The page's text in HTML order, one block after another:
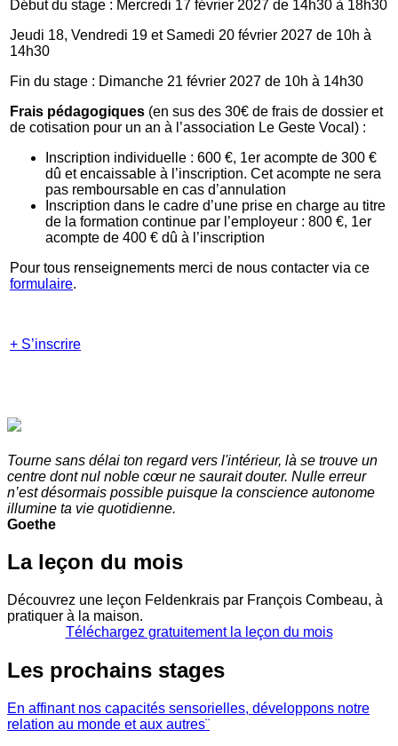
Début du stage : Mercredi 17 février 2027 de 14h30 à 18h30
Jeudi 18, Vendredi 19 et Samedi 20 février 2027 de 10h à
14h30
Fin du stage : Dimanche 21 février 2027 de 10h à 14h30
Frais pédagogiques (en sus des 30€ de frais de dossier et
de cotisation pour un an à l’association Le Geste Vocal) :
Inscription individuelle : 600 €, 1er acompte de 300 €
dû et encaissable à l’inscription. Cet acompte ne sera
pas remboursable en cas d’annulation
Inscription dans le cadre d’une prise en charge au titre
de la formation continue par l’employeur : 800 €, 1er
acompte de 400 € dû à l’inscription
Pour tous renseignements merci de nous contacter via ce
formulaire.
+ S’inscrire
Tourne sans délai ton regard vers l'intérieur, là se trouve un
centre dont nul noble cœur ne saurait douter. Nulle erreur
n’est désormais possible puisque la conscience autonome
illumine ta vie quotidienne.
Goethe
La leçon du mois
Découvrez une leçon Feldenkrais par François Combeau, à
pratiquer à la maison.
Téléchargez gratuitement la leçon du mois
Les prochains stages
En affinant nos capacités sensorielles, développons notre
relation au monde et aux autres¨